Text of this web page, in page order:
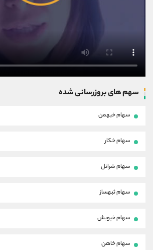
سهم های بروزرسانی شده
سهام خبهمن
سهام خکار
سهام شرانل
سهام ثبهساز
سهام خپویش
سهام خاهن